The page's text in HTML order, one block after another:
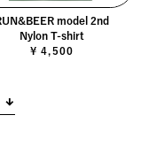
model 2nd
Nylon T-shirt
¥ 4,500
↓